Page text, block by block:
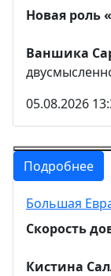
Новая роль
Ваншика
05.08.2026
Подробнее
Большая
Скорость
Кистина